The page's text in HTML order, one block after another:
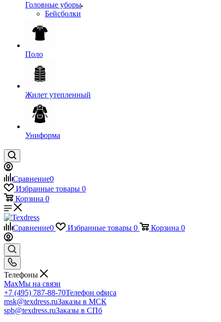
Головные уборы
Бейсболки
Поло
Жилет утепленный
Униформа
Сравнение0
Избранные товары 0
Корзина 0
Сравнение0 Избранные товары 0 Корзина 0
Телефоны
MaxМы на связи
+7 (495) 787-88-70Телефон офиса
msk@texdress.ruЗаказы в МСК
spb@texdress.ruЗаказы в СПб